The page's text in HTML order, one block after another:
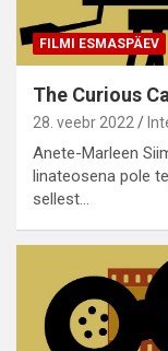
FILMI ESMASPÄEV
The Curious
28. veebr 2022
Anete-Marleen
linateosena pole
sellest…